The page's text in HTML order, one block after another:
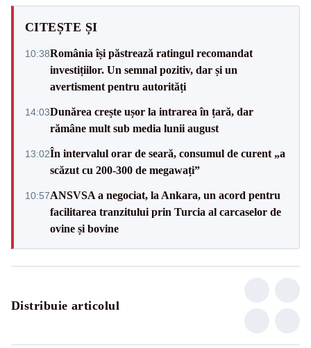
CITEȘTE ȘI
10:38România își păstrează ratingul recomandat
investițiilor. Un semnal pozitiv, dar și un
avertisment pentru autorități
14:03Dunărea crește ușor la intrarea în țară, dar
rămâne mult sub media lunii august
13:02În intervalul orar de seară, consumul de curent „a
scăzut cu 200-300 de megawați”
10:57ANSVSA a negociat, la Ankara, un acord pentru
facilitarea tranzitului prin Turcia al carcaselor de
ovine și bovine
Distribuie articolul